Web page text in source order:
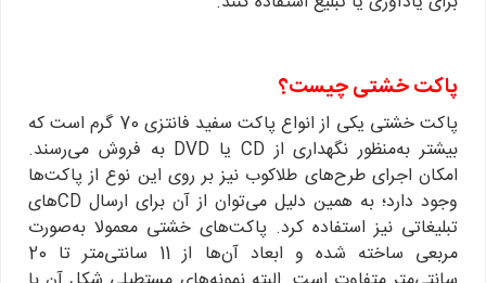
پاکت خشتی چیست؟
پاکت خشتی یکی از انواع پاکت سفید فانتزی 70 گرم است که
بیشتر به‌منظور نگهداری از CD یا DVD به فروش می‌رسند.
امکان اجرای طرح‌های طلاکوب نیز بر روی این نوع از پاکت‌ها
وجود دارد؛ به همین دلیل می‌توان از آن برای ارسال CDهای
تبلیغاتی نیز استفاده کرد. پاکت‌های خشتی معمولا به‌صورت
مربعی ساخته شده و ابعاد آن‌ها از 11 سانتی‌متر تا 20